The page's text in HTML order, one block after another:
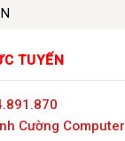
TUYẾN
Cường Computer